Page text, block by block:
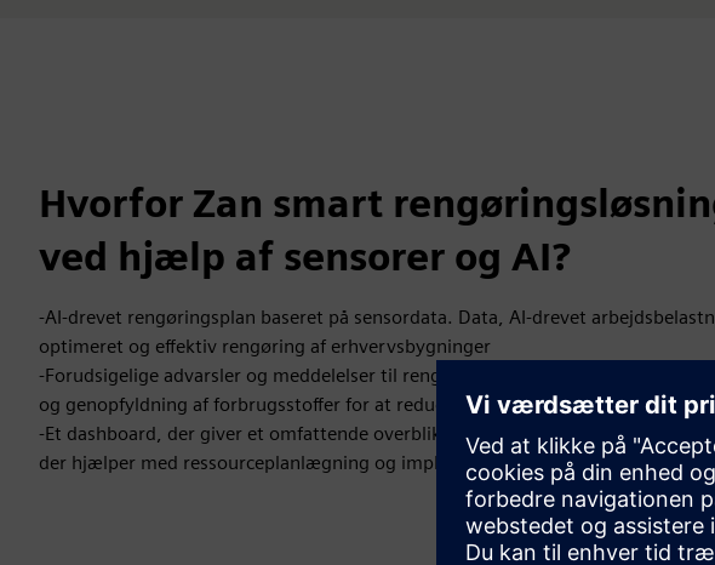
Hvorfor Zan smart
ved hjælp af sensorer og AI?
-AI-drevet rengøringsplan baseret på sensordata. Data, AI-drevet
optimeret og effektiv rengøring af erhvervsbygninger
-Forudsigelige advarsler og meddelelser til rengøringspersonalet for rettidig
og genopfyldning af forbrugsstoffer for at reducere brugerklager
-Et dashboard, der giver et omfattende overblik over rengøringsbehov og
der hjælper med ressourceplanlægning og implementering